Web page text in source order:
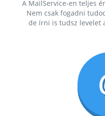
A MailService-en teljes
Nem csak fogadni
de írni is tudsz levelet